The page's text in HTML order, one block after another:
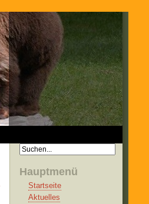
Hauptmenü
Startseite
Aktuelles